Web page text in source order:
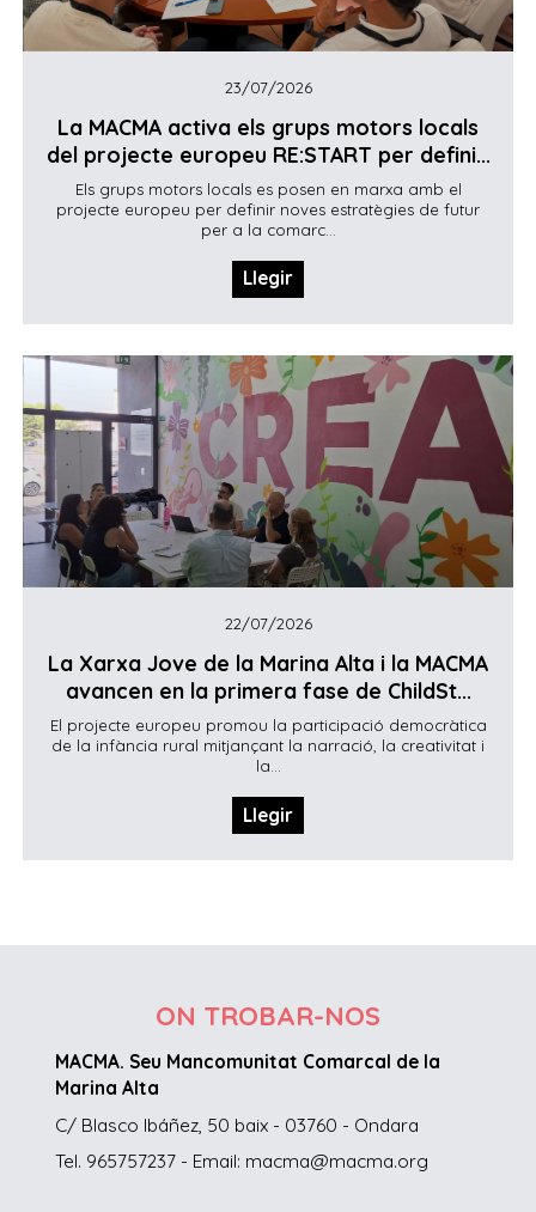
23/07/2026
La MACMA activa els grups motors locals
del projecte europeu RE:START per defini...
Els grups motors locals es posen en marxa amb el
projecte europeu per definir noves estratègies de futur
per a la comarc...
Llegir
22/07/2026
La Xarxa Jove de la Marina Alta i la MACMA
avancen en la primera fase de ChildSt...
El projecte europeu promou la participació democràtica
de la infància rural mitjançant la narració, la creativitat i
la...
Llegir
ON TROBAR-NOS
MACMA. Seu Mancomunitat Comarcal de la
Marina Alta
C/ Blasco Ibáñez, 50 baix - 03760 - Ondara
Tel. 965757237 - Email: macma@macma.org